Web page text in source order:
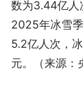
数为3.44亿人
2025年冰雪
5.2亿人次，
元。（来源：